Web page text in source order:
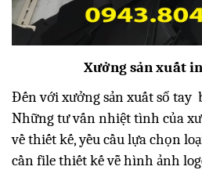
Xưởng sản xuất
Đến với xưởng sản xuất sổ tay
Những tư vấn nhiệt tình của
về thiết kế, yều cầu lựa chọn
cần file thiết kế vễ hình ảnh